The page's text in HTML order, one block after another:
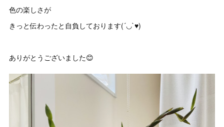
色の楽しさが
きっと伝わったと自負しております(´◡`♥)
ありがとうございました😊